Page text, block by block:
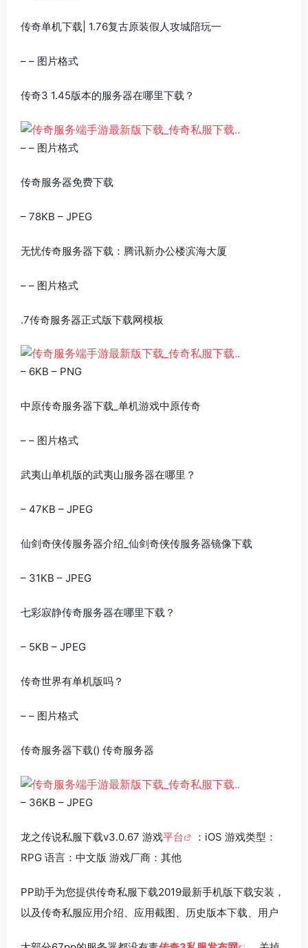
传奇单机下载| 1.76复古原装假人攻城陪玩一
– – 图片格式
传奇3 1.45版本的服务器在哪里下载？
– – 图片格式
传奇服务器免费下载
– 78KB – JPEG
无忧传奇服务器下载：腾讯新办公楼滨海大厦
– – 图片格式
.7传奇服务器正式版下载网模板
– 6KB – PNG
中原传奇服务器下载_单机游戏中原传奇
– – 图片格式
武夷山单机版的武夷山服务器在哪里？
– 47KB – JPEG
仙剑奇侠传服务器介绍_仙剑奇侠传服务器镜像下载
– 31KB – JPEG
七彩寂静传奇服务器在哪里下载？
– 5KB – JPEG
传奇世界有单机版吗？
– – 图片格式
传奇服务器下载() 传奇服务器
– 36KB – JPEG
龙之传说私服下载v3.0.67 游戏平台
：iOS 游戏类型：
RPG 语言：中文版 游戏厂商：其他
PP助手为您提供传奇私服下载2019最新手机版下载安装，
以及传奇私服应用介绍、应用截图、历史版本下载、用户